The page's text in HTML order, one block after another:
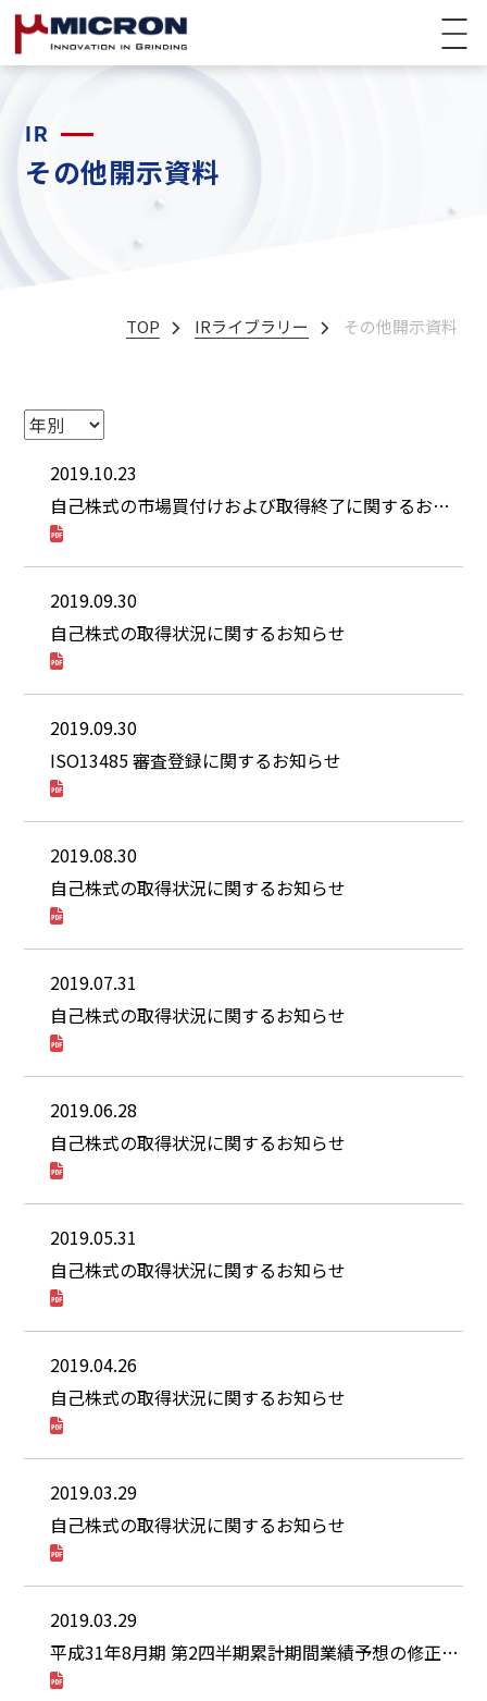
IR
その他開示資料
TOP IRライブラリー その他開示資料
2019.10.23
自己株式の市場買付けおよび取得終了に関するお知らせ
2019.09.30
自己株式の取得状況に関するお知らせ
2019.09.30
ISO13485 審査登録に関するお知らせ
2019.08.30
自己株式の取得状況に関するお知らせ
2019.07.31
自己株式の取得状況に関するお知らせ
2019.06.28
自己株式の取得状況に関するお知らせ
2019.05.31
自己株式の取得状況に関するお知らせ
2019.04.26
自己株式の取得状況に関するお知らせ
2019.03.29
自己株式の取得状況に関するお知らせ
2019.03.29
平成31年8月期 第2四半期累計期間業績予想の修正に関するお知らせ